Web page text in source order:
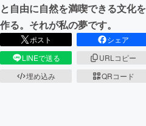
と自由に自然を満喫できる文化を
作る。それが私の夢です。
ポスト
シェア
LINEで送る
URLコピー
埋め込み
QRコード